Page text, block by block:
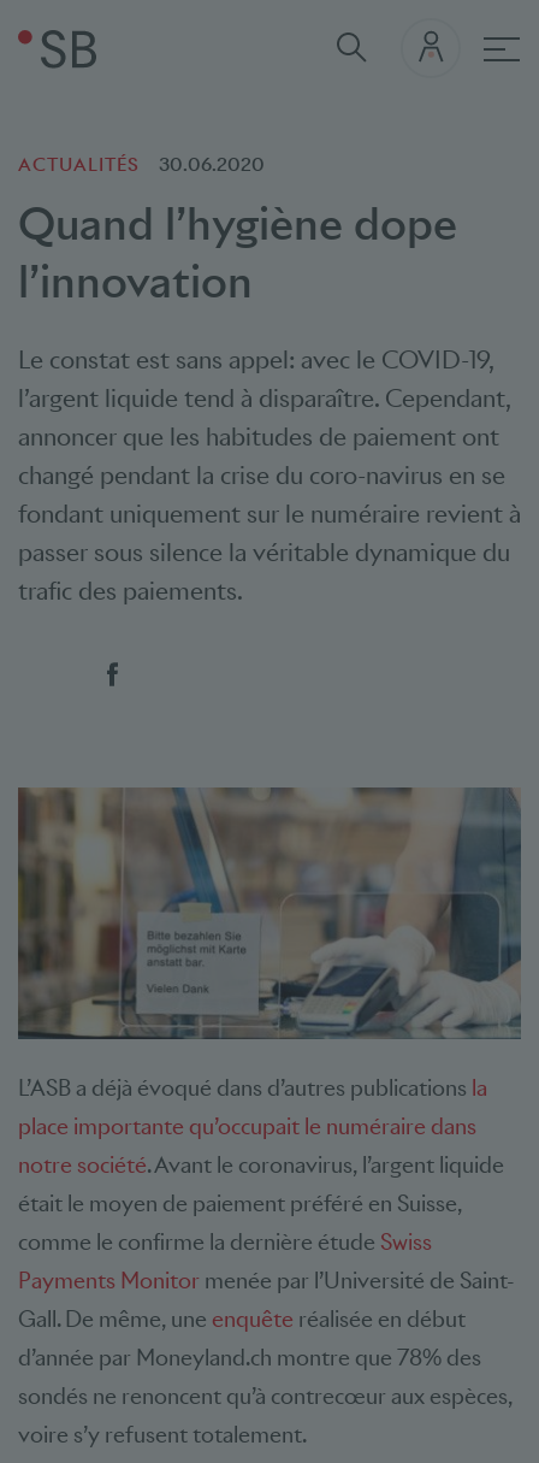
ACTUALITÉS 30.06.2020
Quand l’hygiène dope
l’innovation
Le constat est sans appel: avec le COVID-19,
l’argent liquide tend à disparaître. Cependant,
annoncer que les habitudes de paiement ont
changé pendant la crise du coro-navirus en se
fondant uniquement sur le numéraire revient à
passer sous silence la véritable dynamique du
trafic des paiements.
Social Bookmarks
L’ASB a déjà évoqué dans d’autres publications la
place importante qu’occupait le numéraire dans
notre société. Avant le coronavirus, l’argent liquide
était le moyen de paiement préféré en Suisse,
comme le confirme la dernière étude Swiss
Payments Monitor menée par l’Université de Saint-
Gall. De même, une enquête réalisée en début
d’année par Moneyland.ch montre que 78% des
sondés ne renoncent qu’à contrecœur aux espèces,
voire s’y refusent totalement.